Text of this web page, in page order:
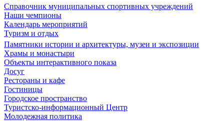
Справочник муниципальных спортивных учреждений
Наши чемпионы
Календарь мероприятий
Туризм и отдых
Памятники истории и архитектуры, музеи и экспозиции
Храмы и монастыри
Объекты интерактивного показа
Досуг
Рестораны и кафе
Гостиницы
Городское пространство
Туристско-информационный Центр
Молодежная политика